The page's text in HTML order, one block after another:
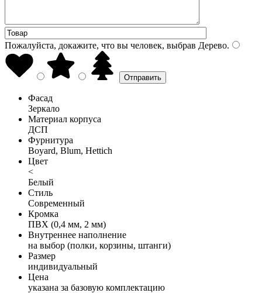
Пожалуйста, докажите, что вы человек, выбрав Дерево.
Фасад
Зеркало
Материал корпуса
ДСП
Фурнитура
Boyard, Blum, Hettich
Цвет
<
Белый
Стиль
Современный
Кромка
ПВХ (0,4 мм, 2 мм)
Внутреннее наполнение
на выбор (полки, корзины, штанги)
Размер
индивидуальный
Цена
указана за базовую комплектацию